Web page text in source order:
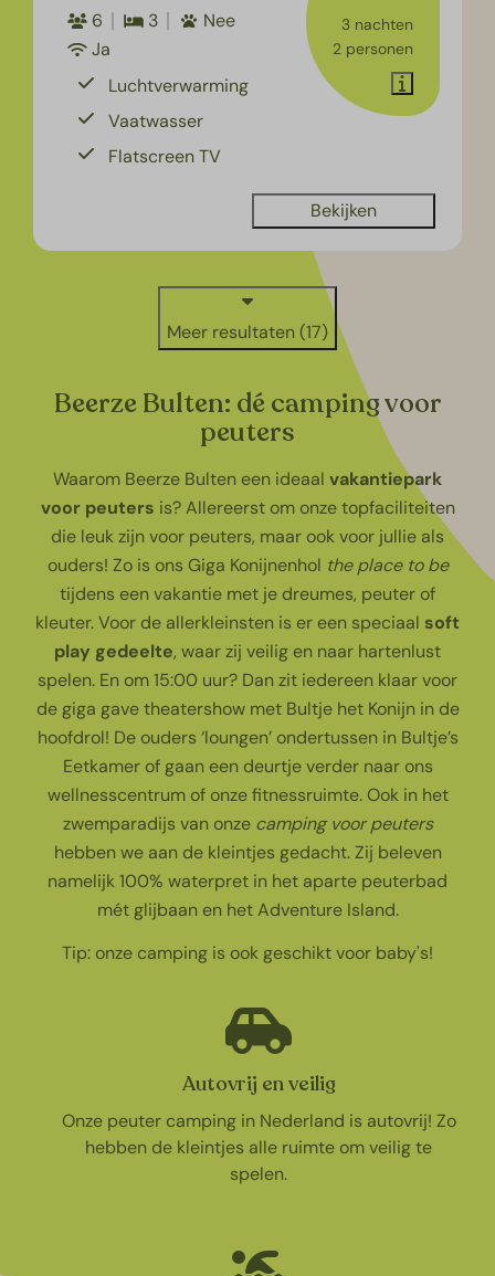
3 nachten
2 personen
6 3
Nee
Ja
Luchtverwarming
Vaatwasser
Flatscreen TV
Bekijken
Meer resultaten (17)
Beerze Bulten: dé camping voor
peuters
Waarom Beerze Bulten een ideaal vakantiepark
voor peuters is? Allereerst om onze topfaciliteiten
die leuk zijn voor peuters, maar ook voor jullie als
ouders! Zo is ons Giga Konijnenhol the place to be
tijdens een vakantie met je dreumes, peuter of
kleuter. Voor de allerkleinsten is er een speciaal soft
play gedeelte, waar zij veilig en naar hartenlust
spelen. En om 15:00 uur? Dan zit iedereen klaar voor
de giga gave theatershow met Bultje het Konijn in de
hoofdrol! De ouders ‘loungen’ ondertussen in Bultje’s
Eetkamer of gaan een deurtje verder naar ons
wellnesscentrum of onze fitnessruimte. Ook in het
zwemparadijs van onze camping voor peuters
hebben we aan de kleintjes gedacht. Zij beleven
namelijk 100% waterpret in het aparte peuterbad
mét glijbaan en het Adventure Island.
Tip: onze camping is ook geschikt voor baby's!
Autovrij en veilig
Onze peuter camping in Nederland is autovrij! Zo
hebben de kleintjes alle ruimte om veilig te
spelen.